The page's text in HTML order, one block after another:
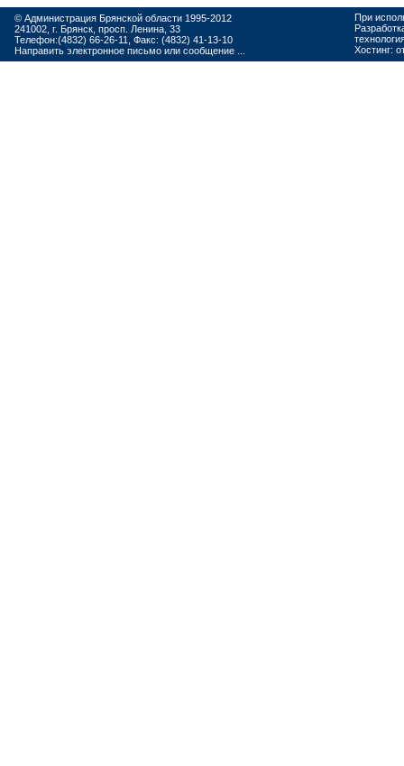
© Администрация Брянской области 1995-2012
241002, г. Брянск, просп. Ленина, 33
Телефон:(4832) 66-26-11, Факс: (4832) 41-13-10
Направить электронное письмо или сообщение ...
При
Хостинг: